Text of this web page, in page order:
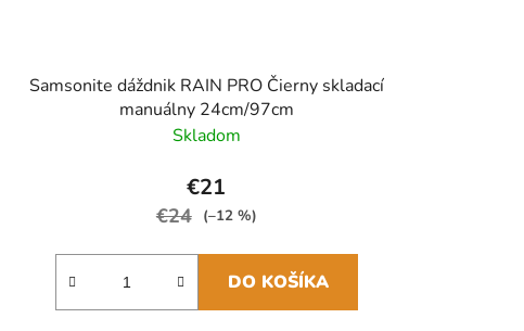
Samsonite dáždnik RAIN PRO Čierny skladací
manuálny 24cm/97cm
Skladom
€21
€24 (–12 %)
DO KOŠÍKA